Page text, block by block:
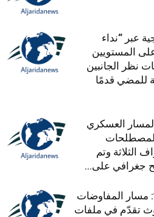
عبر “نداء
المستويين
نظر الجانبين
للمضي قدمًا
العسكري
الثلاثة وتم
جغرافي على...
مسار المفاوضات
تقدّم في ملفات